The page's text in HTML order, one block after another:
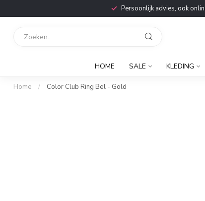
Persoonlijk advies, ook
HOME SALE KLEDING
Home / Color Club Ring Bel - Gold